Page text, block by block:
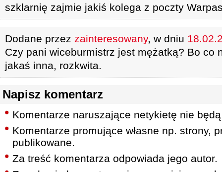
szklarnię zajmie jakiś kolega z poczty
Dodane przez zainteresowany, w dniu
Czy pani wiceburmistrz jest mężatką? Bo co
jakaś inna, rozkwita.
Napisz komentarz
Komentarze naruszające netykietę nie
Komentarze promujące własne np. strony,
publikowane.
Za treść komentarza odpowiada jego autor.